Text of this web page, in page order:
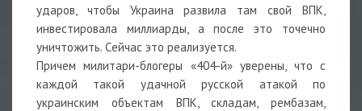
ударов, чтобы Украина развила там свой ВПК,
инвестировала миллиарды, а после это точечно
уничтожить. Сейчас это реализуется.
Причем милитари-блогеры «404-й» уверены, что с
каждой такой удачной русской атакой по
украинским объектам ВПК, складам, рембазам,